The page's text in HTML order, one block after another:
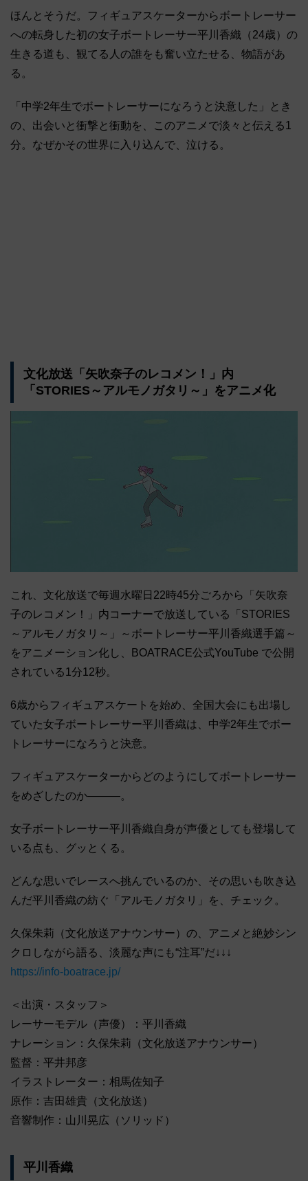
ほんとそうだ。フィギュアスケーターからボートレーサー
への転身した初の女子ボートレーサー平川香織（24歳）の
生きる道も、観てる人の誰をも奮い立たせる、物語があ
る。
「中学2年生でボートレーサーになろうと決意した」とき
の、出会いと衝撃と衝動を、このアニメで淡々と伝える1
分。なぜかその世界に入り込んで、泣ける。
文化放送「矢吹奈子のレコメン！」内
「STORIES～アルモノガタリ～」をアニメ化
これ、文化放送で毎週水曜日22時45分ごろから「矢吹奈
子のレコメン！」内コーナーで放送している「STORIES
～アルモノガタリ～」～ボートレーサー平川香織選手篇～
をアニメーション化し、BOATRACE公式YouTube で公開
されている1分12秒。
6歳からフィギュアスケートを始め、全国大会にも出場し
ていた女子ボートレーサー平川香織は、中学2年生でボー
トレーサーになろうと決意。
フィギュアスケーターからどのようにしてボートレーサー
をめざしたのか―――。
女子ボートレーサー平川香織自身が声優としても登場して
いる点も、グッとくる。
どんな思いでレースへ挑んでいるのか、その思いも吹き込
んだ平川香織の紡ぐ「アルモノガタリ」を、チェック。
久保朱莉（文化放送アナウンサー）の、アニメと絶妙シン
クロしながら語る、淡麗な声にも“注耳”だ↓↓↓
https://info-boatrace.jp/
＜出演・スタッフ＞
レーサーモデル（声優）：平川香織
ナレーション：久保朱莉（文化放送アナウンサー）
監督：平井邦彦
イラストレーター：相馬佐知子
原作：吉田雄貴（文化放送）
音響制作：山川晃広（ソリッド）
平川香織